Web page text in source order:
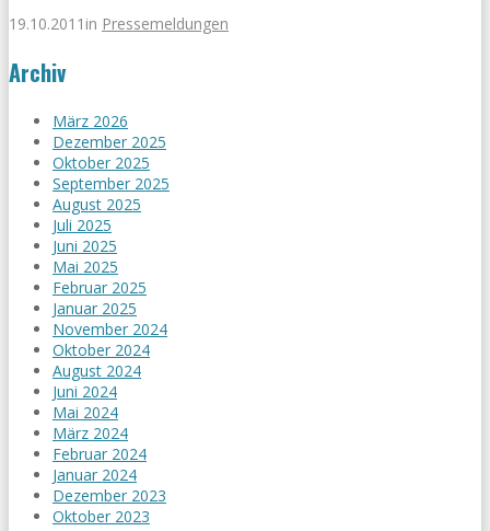
19.10.2011 in Pressemeldungen
Archiv
März 2026
Dezember 2025
Oktober 2025
September 2025
August 2025
Juli 2025
Juni 2025
Mai 2025
Februar 2025
Januar 2025
November 2024
Oktober 2024
August 2024
Juni 2024
Mai 2024
März 2024
Februar 2024
Januar 2024
Dezember 2023
Oktober 2023